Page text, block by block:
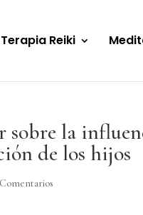
Terapia Reiki
la
de los hijos